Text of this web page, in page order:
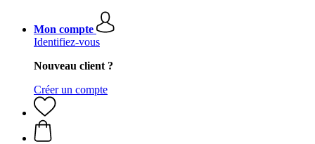
Mon compte
Identifiez-vous
Nouveau client ?
Créer un compte